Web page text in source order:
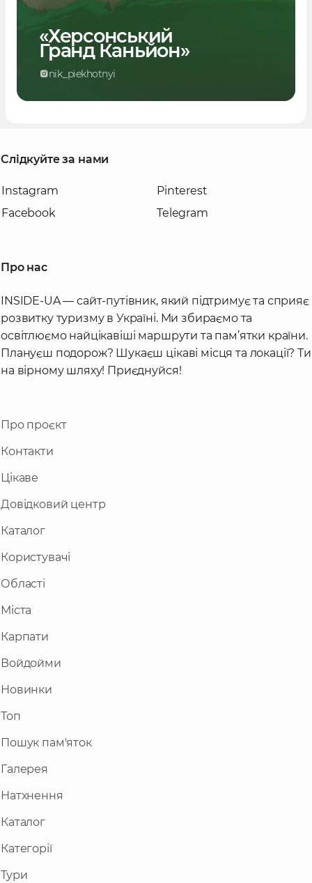
«Херсонський
Гранд Каньйон»
nik_piekhotnyi
Слідкуйте за нами
Instagram
Facebook
Pinterest
Telegram
Про нас
INSIDE-UA — сайт-путівник, який підтримує та сприяє
розвитку туризму в Україні. Ми збираємо та
освітлюємо найцікавіші маршрути та пам’ятки країни.
Плануєш подорож? Шукаєш цікаві місця та локації? Ти
на вірному шляху! Приєднуйся!
Про проєкт
Контакти
Цікаве
Довідковий центр
Каталог
Користувачі
Області
Міста
Карпати
Войдойми
Новинки
Топ
Пошук пам'яток
Галерея
Натхнення
Каталог
Категорії
Тури